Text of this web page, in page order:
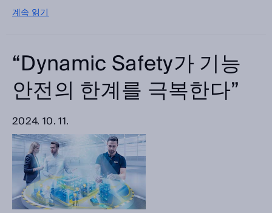
계속 읽기
“Dynamic Safety가 기능
안전의 한계를 극복한다”
2024. 10. 11.